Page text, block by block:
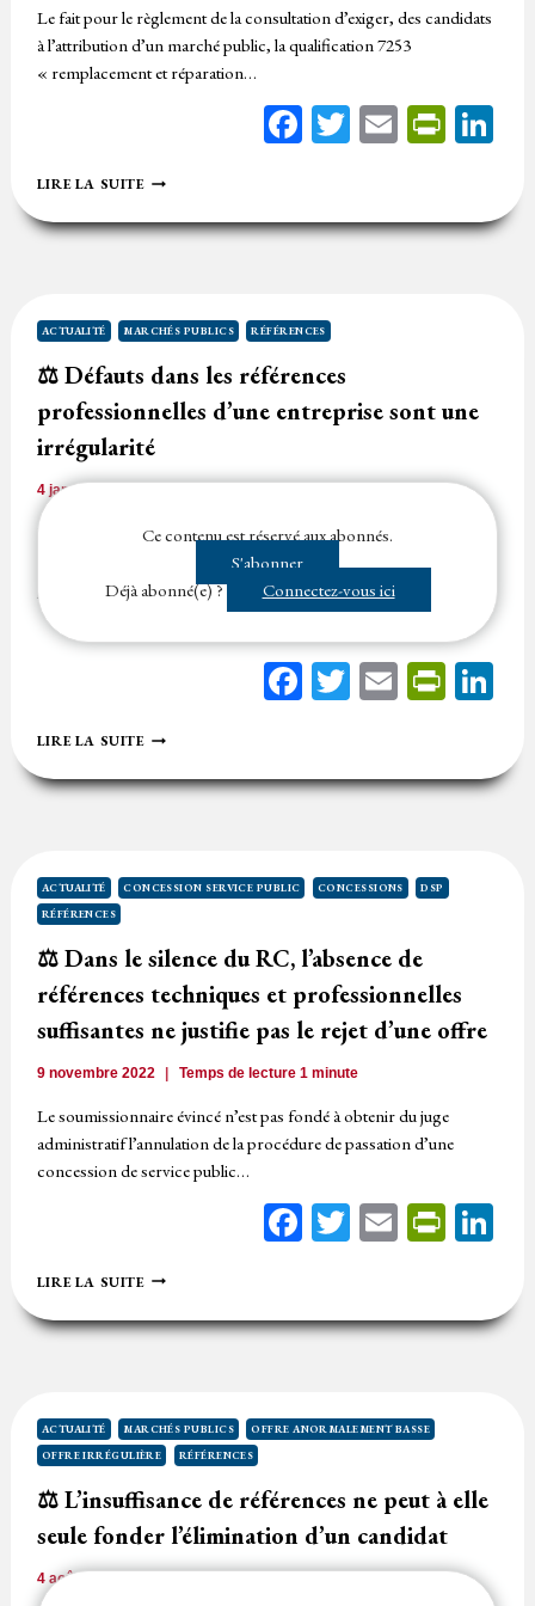
Le fait pour le règlement de la consultation d’exiger, des candidats
à l’attribution d’un marché public, la qualification 7253
« remplacement et réparation…
Facebook
Twitter
Email
LIRE LA SUITELES
D’UN
OPÉRATEUR
UNE
ACTUALITÉ MARCHÉS PUBLICS RÉFÉRENCES
⚖️ Défauts dans les références
professionnelles d’une entreprise sont une
irrégularité
4 janvier 2023
L’acheteur peut rejeter une offre comme étant irrégulière si elle
comporte des références professionnelles anciennes, qui n’ont
pas de lien avec l’objet…...
Ce contenu est réservé aux abonnés.
S'abonner
Déjà abonné(e) ?
Connectez-vous ici
Facebook
Twitter
Email
LIRE LA SUITE⚖️
DANS
LES
ENTREPRISE
IRRÉGULARITÉ
ACTUALITÉ CONCESSION SERVICE PUBLIC CONCESSIONS
DSP
RÉFÉRENCES
⚖️ Dans le silence du RC, l’absence de
références techniques et professionnelles
suffisantes ne justifie pas le rejet d’une offre
9 novembre 2022 Temps de lecture1 minute
Le soumissionnaire évincé n’est pas fondé à obtenir du juge
administratif l’annulation de la procédure de passation d’une
concession de service public…
Facebook
Twitter
Email
LIRE LA SUITE⚖️
LE
SILENCE
DE
RÉFÉRENCES
TECHNIQUES
ET
PROFESSIONNELLES
SUFFISANTES
JUSTIFIE
ACTUALITÉ MARCHÉS PUBLICS
OFFRE ANORMALEMENT BASSE
OFFRE IRRÉGULIÈRE
RÉFÉRENCES
⚖️ L’insuffisance de références ne peut à elle
seule fonder l’élimination d’un candidat
4 août 2022